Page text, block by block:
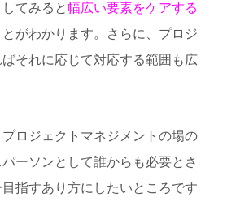
てみると幅広い要素をケアする
とがわかります。さらに、プロジ
それに応じて対応する範囲も広
ロジェクトマネジメントの場の
ーソンとして誰からも必要とさ
指すあり方にしたいところです